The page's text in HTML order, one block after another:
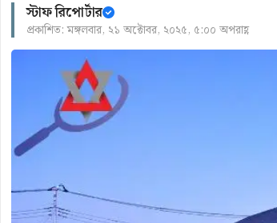
স্টাফ রিপোর্টার
প্রকাশিত: মঙ্গলবার, ২১ অক্টোবর, ২০২৫, ৫:০০ অপরাহ্ণ